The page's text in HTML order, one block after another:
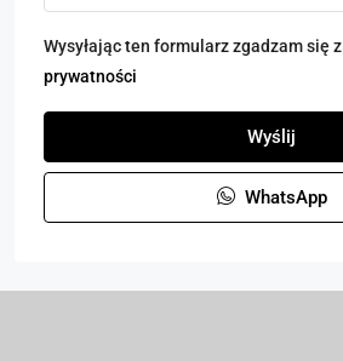
Wysyłając ten formularz zgadzam się z
prywatności
Wyślij
WhatsApp